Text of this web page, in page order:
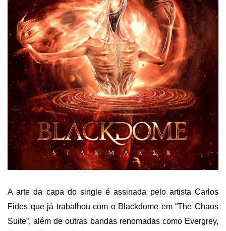
A arte da capa do single é assinada pelo artista Carlos
Fides que já trabalhou com o Blackdome em “The Chaos
Suite”, além de outras bandas renomadas como Evergrey,